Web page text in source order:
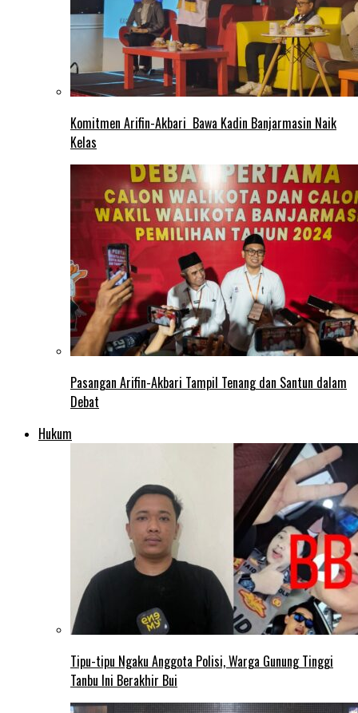
Komitmen Arifin-Akbari Bawa Kadin Banjarmasin Naik
Kelas
Pasangan Arifin-Akbari Tampil Tenang dan Santun dalam
Debat
Hukum
Tipu-tipu Ngaku Anggota Polisi, Warga Gunung Tinggi
Tanbu Ini Berakhir Bui